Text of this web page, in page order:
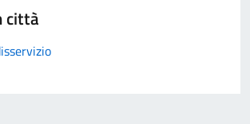
città